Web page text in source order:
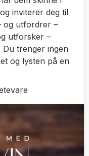
inviterer deg til
og utfordrer –
utforsker –
trenger ingen
og lysten på en